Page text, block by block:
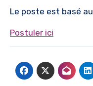
Le poste est basé au
Postuler ici